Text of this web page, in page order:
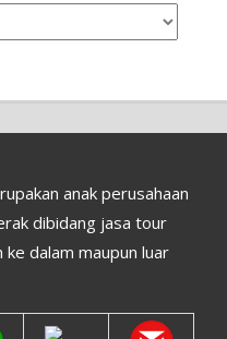
anak perusahaan
dibidang jasa tour
dalam maupun luar